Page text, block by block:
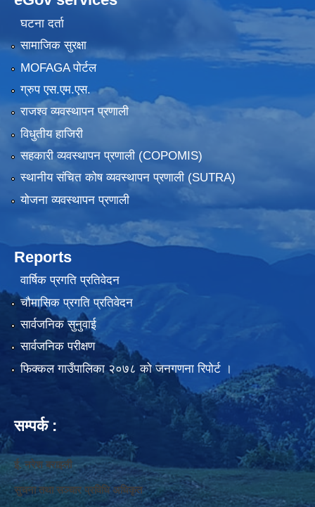
घटना दर्ता
सामाजिक सुरक्षा
MOFAGA पोर्टल
ग्रुप एस.एम.एस.
राजश्व व्यवस्थापन प्रणाली
विधुतीय हाजिरी
सहकारी व्यवस्थापन प्रणाली (COPOMIS)
स्थानीय संचित कोष व्यवस्थापन प्रणाली (SUTRA)
योजना व्यवस्थापन प्रणाली
Reports
वार्षिक प्रगति प्रतिवेदन
चौमासिक प्रगति प्रतिवेदन
सार्वजनिक सुनुवाई
सार्वजनिक परीक्षण
फिक्कल गाउँपालिका २०७८ को जनगणना रिपोर्ट ।
सम्पर्क :
ई. नरेश बराइली
सुचना तथा सञ्‍चार प्रविधि अधिकृत